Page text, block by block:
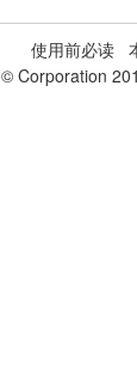
使用前必读
© Corporation